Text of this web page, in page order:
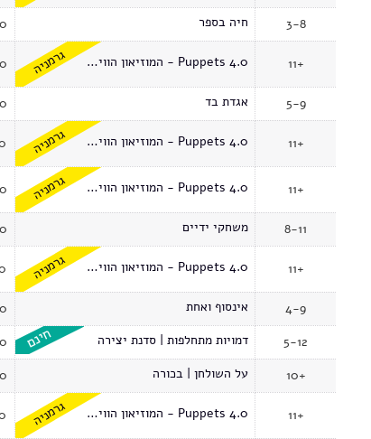
3-8 חיה בספר
11+ Puppets 4.0 - המוזיאון הווירטואלי גרמניה
5-9 אגדת בד
11+ Puppets 4.0 - המוזיאון הווירטואלי גרמניה
11+ Puppets 4.0 - המוזיאון הווירטואלי גרמניה
8-11 משחקי ידיים
11+ Puppets 4.0 - המוזיאון הווירטואלי גרמניה
4-9 אינסוף ואחת
5-12
דמויות מתחלפות | סדנת יצירה
10+
על השולחן | בכורה
11+ Puppets 4.0 - המוזיאון הווירטואלי גרמניה